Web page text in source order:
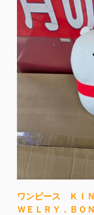
ワンピース ＫＩ
ＷＥＬＲＹ．ＢＯ